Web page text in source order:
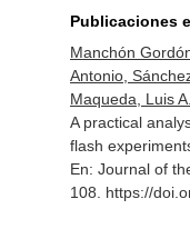
Publicaciones
Manchón
Antonio,
Maqueda, Luis
A practical
flash
En: Journal of
108. https://